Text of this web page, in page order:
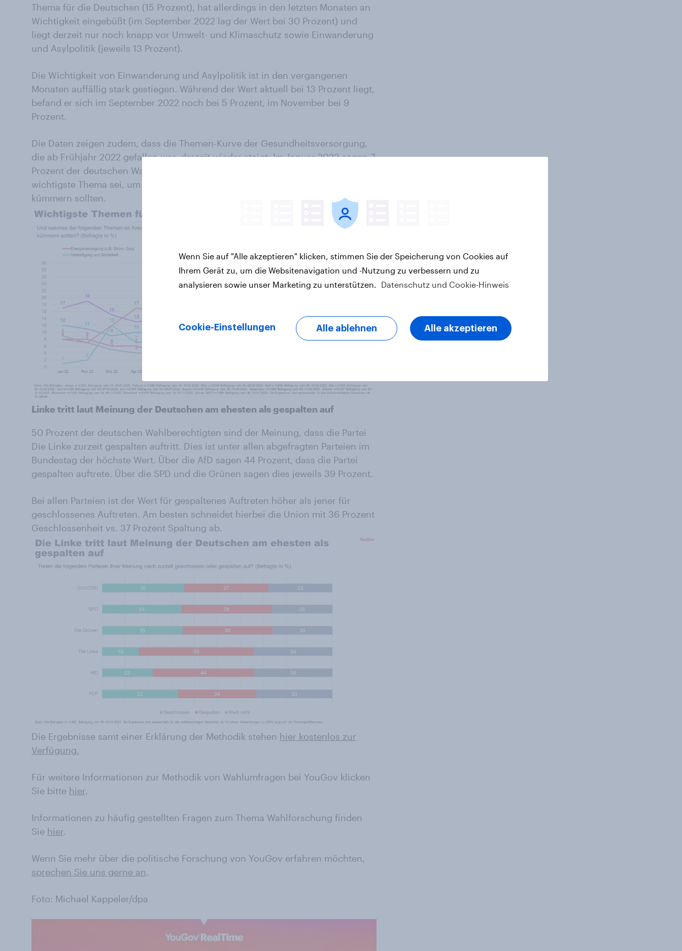
Thema für die Deutschen (15 Prozent), hat allerdings in den letzten Monaten an
Wichtigkeit eingebüßt (im September 2022 lag der Wert bei 30 Prozent) und
liegt derzeit nur noch knapp vor Umwelt- und Klimaschutz sowie Einwanderung
und Asylpolitik (jeweils 13 Prozent).
Die Wichtigkeit von Einwanderung und Asylpolitik ist in den vergangenen
Monaten auffällig stark gestiegen. Während der Wert aktuell bei 13 Prozent liegt,
befand er sich im September 2022 noch bei 5 Prozent, im November bei 9
Prozent.
Die Daten zeigen zudem, dass die Themen-Kurve der Gesundheitsversorgung,
die ab Frühjahr 2022 gefallen war, derzeit wieder steigt: Im Januar 2023 sagen 7
Prozent der deutschen Wahlberechtigten, dass die Gesundheitsversorgung das
wichtigste Thema sei, um das sich Politikerinnen und Politiker in Deutschland
kümmern sollten.
Linke tritt laut Meinung der Deutschen am ehesten als gespalten auf
50 Prozent der deutschen Wahlberechtigten sind der Meinung, dass die Partei
Die Linke zurzeit gespalten auftritt. Dies ist unter allen abgefragten Parteien im
Bundestag der höchste Wert. Über die AfD sagen 44 Prozent, dass die Partei
gespalten auftrete. Über die SPD und die Grünen sagen dies jeweils 39 Prozent.
Bei allen Parteien ist der Wert für gespaltenes Auftreten höher als jener für
geschlossenes Auftreten. Am besten schneidet hierbei die Union mit 36 Prozent
Geschlossenheit vs. 37 Prozent Spaltung ab.
Die Ergebnisse samt einer Erklärung der Methodik stehen hier kostenlos zur
Verfügung.
Für weitere Informationen zur Methodik von Wahlumfragen bei YouGov klicken
Sie bitte hier.
Informationen zu häufig gestellten Fragen zum Thema Wahlforschung finden
Sie hier.
Wenn Sie mehr über die politische Forschung von YouGov erfahren möchten,
sprechen Sie uns gerne an.
Foto: Michael Kappeler/dpa
Wenn Sie auf "Alle akzeptieren" klicken, stimmen Sie der Speicherung von Cookies auf
Ihrem Gerät zu, um die Websitenavigation und -Nutzung zu verbessern und zu
analysieren sowie unser Marketing zu unterstützen. Datenschutz und Cookie-Hinweis
Cookie-Einstellungen Alle ablehnen Alle akzeptieren